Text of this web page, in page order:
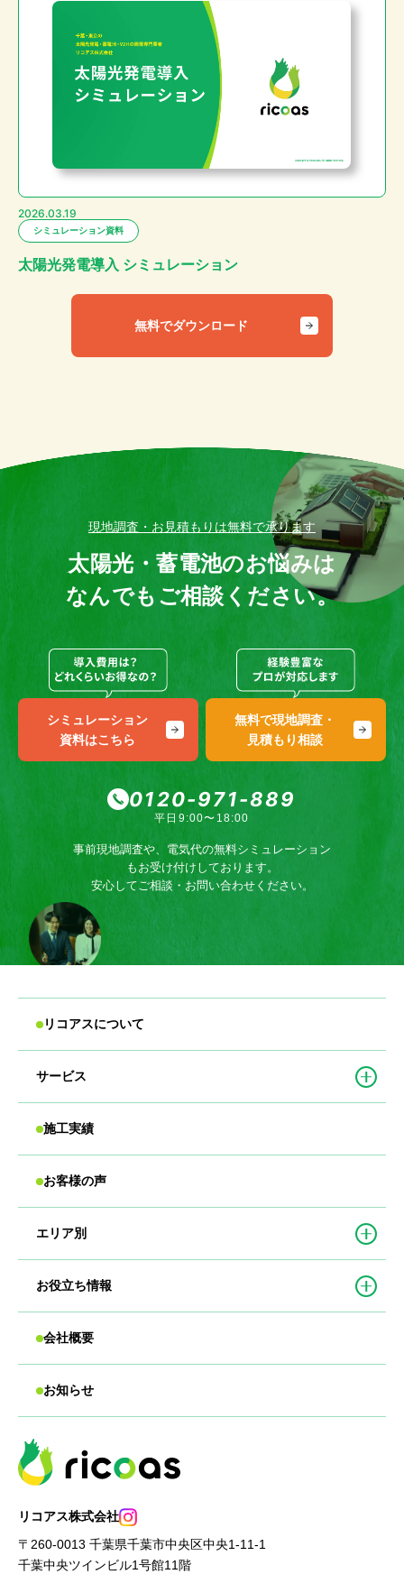
2026.03.19
シミュレーション資料
太陽光発電導入 シミュレーション
無料でダウンロード
現地調査・お見積もりは無料で承ります
太陽光・蓄電池のお悩みは
なんでもご相談ください。
シミュレーション
資料はこちら
無料で現地調査・
見積もり相談
0120-971-889
平日9:00〜18:00
事前現地調査や、電気代の無料シミュレーション
もお受け付けしております。
安心してご相談・お問い合わせください。
リコアスについて
サービス
施工実績
お客様の声
エリア別
お役立ち情報
会社概要
お知らせ
リコアス株式会社
〒260-0013 千葉県千葉市中央区中央1-11-1
千葉中央ツインビル1号館11階